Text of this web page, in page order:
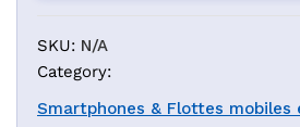
SKU: N/A
Category:
Smartphones & Flottes mobiles